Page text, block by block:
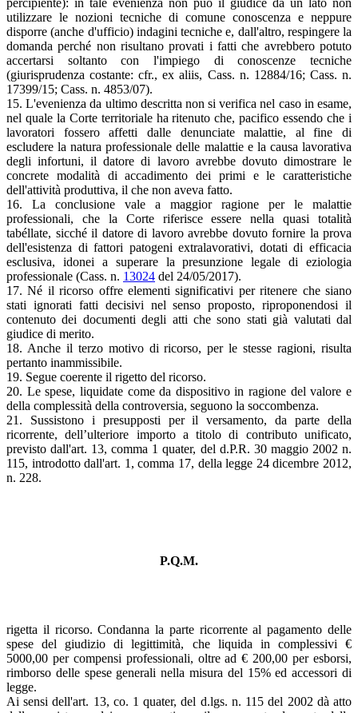
utilizzare le nozioni tecniche di comune conoscenza e neppure
disporre (anche d'ufficio) indagini tecniche e, dall'altro, respingere la
domanda perché non risultano provati i fatti che avrebbero potuto
accertarsi soltanto con l'impiego di conoscenze tecniche
(giurisprudenza costante: cfr., ex aliis, Cass. n. 12884/16; Cass. n.
17399/15; Cass. n. 4853/07).
15. L'evenienza da ultimo descritta non si verifica nel caso in esame,
nel quale la Corte territoriale ha ritenuto che, pacifico essendo che i
lavoratori fossero affetti dalle denunciate malattie, al fine di
escludere la natura professionale delle malattie e la causa lavorativa
degli infortuni, il datore di lavoro avrebbe dovuto dimostrare le
concrete modalità di accadimento dei primi e le caratteristiche
dell'attività produttiva, il che non aveva fatto.
16. La conclusione vale a maggior ragione per le malattie
professionali, che la Corte riferisce essere nella quasi totalità
tabéllate, sicché il datore di lavoro avrebbe dovuto fornire la prova
dell'esistenza di fattori patogeni extralavorativi, dotati di efficacia
esclusiva, idonei a superare la presunzione legale di eziologia
professionale (Cass. n. 13024 del 24/05/2017).
17. Né il ricorso offre elementi significativi per ritenere che siano
stati ignorati fatti decisivi nel senso proposto, riproponendosi il
contenuto dei documenti degli atti che sono stati già valutati dal
giudice di merito.
18. Anche il terzo motivo di ricorso, per le stesse ragioni, risulta
pertanto inammissibile.
19. Segue coerente il rigetto del ricorso.
20. Le spese, liquidate come da dispositivo in ragione del valore e
della complessità della controversia, seguono la soccombenza.
21. Sussistono i presupposti per il versamento, da parte della
ricorrente, dell’ulteriore importo a titolo di contributo unificato,
previsto dall'art. 13, comma 1 quater, del d.P.R. 30 maggio 2002 n.
115, introdotto dall'art. 1, comma 17, della legge 24 dicembre 2012,
n. 228.
P.Q.M.
rigetta il ricorso. Condanna la parte ricorrente al pagamento delle
spese del giudizio di legittimità, che liquida in complessivi €
5000,00 per compensi professionali, oltre ad € 200,00 per esborsi,
rimborso delle spese generali nella misura del 15% ed accessori di
legge.
Ai sensi dell'art. 13, co. 1 quater, del d.lgs. n. 115 del 2002 dà atto